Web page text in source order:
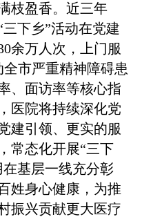
枝盈香。近三年
下乡”活动在党建
余万人次，上门服
市严重精神障碍患
、面访率等核心指
医院将持续深化党
建引领、更实的服
常态化开展“三下
基层一线充分彰
姓身心健康，为推
振兴贡献更大医疗